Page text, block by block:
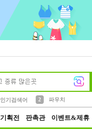
인기검색어
2
파우치
기획전 판촉관 이벤트&제휴